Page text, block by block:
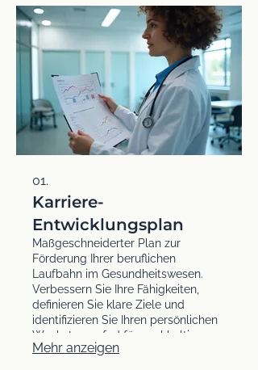
01.
Karriere-
Entwicklungsplan
Maßgeschneiderter Plan zur
Förderung Ihrer beruflichen
Laufbahn im Gesundheitswesen.
Verbessern Sie Ihre Fähigkeiten,
definieren Sie klare Ziele und
identifizieren Sie Ihren persönlichen
Wachstumspfad für nachhaltigen
Erfolg und Zufriedenheit in Ihrer
Mehr anzeigen